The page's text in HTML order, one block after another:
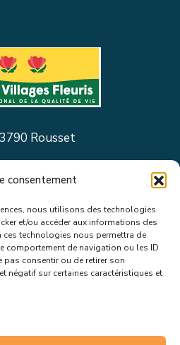
consentement
nous utilisons des technologies
et/ou accéder aux informations des
ces technologies nous permettra de
comportement de navigation ou les ID
pas consentir ou de retirer son
négatif sur certaines caractéristiques et
Rousset
&
ville !
plus sur la gestion de mes